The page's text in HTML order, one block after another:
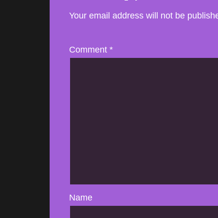
Your email address will not be
Comment *
Name